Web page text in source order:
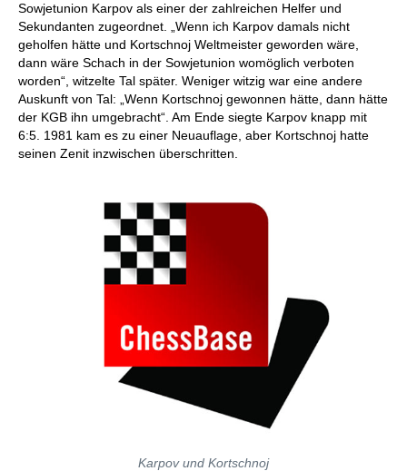
Sowjetunion Karpov als einer der zahlreichen Helfer und
Sekundanten zugeordnet. „Wenn ich Karpov damals nicht
geholfen hätte und Kortschnoj Weltmeister geworden wäre,
dann wäre Schach in der Sowjetunion womöglich verboten
worden“, witzelte Tal später. Weniger witzig war eine andere
Auskunft von Tal: „Wenn Kortschnoj gewonnen hätte, dann hätte
der KGB ihn umgebracht“. Am Ende siegte Karpov knapp mit
6:5. 1981 kam es zu einer Neuauflage, aber Kortschnoj hatte
seinen Zenit inzwischen überschritten.
Karpov und Kortschnoj